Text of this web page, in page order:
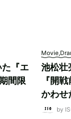
『エ
間限
池松壮
『開
かわせ
by